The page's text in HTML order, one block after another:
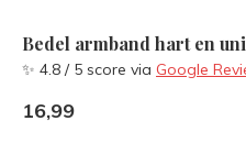
Bedel armband hart en
✨ 4.8 / 5 score via Google
16,99